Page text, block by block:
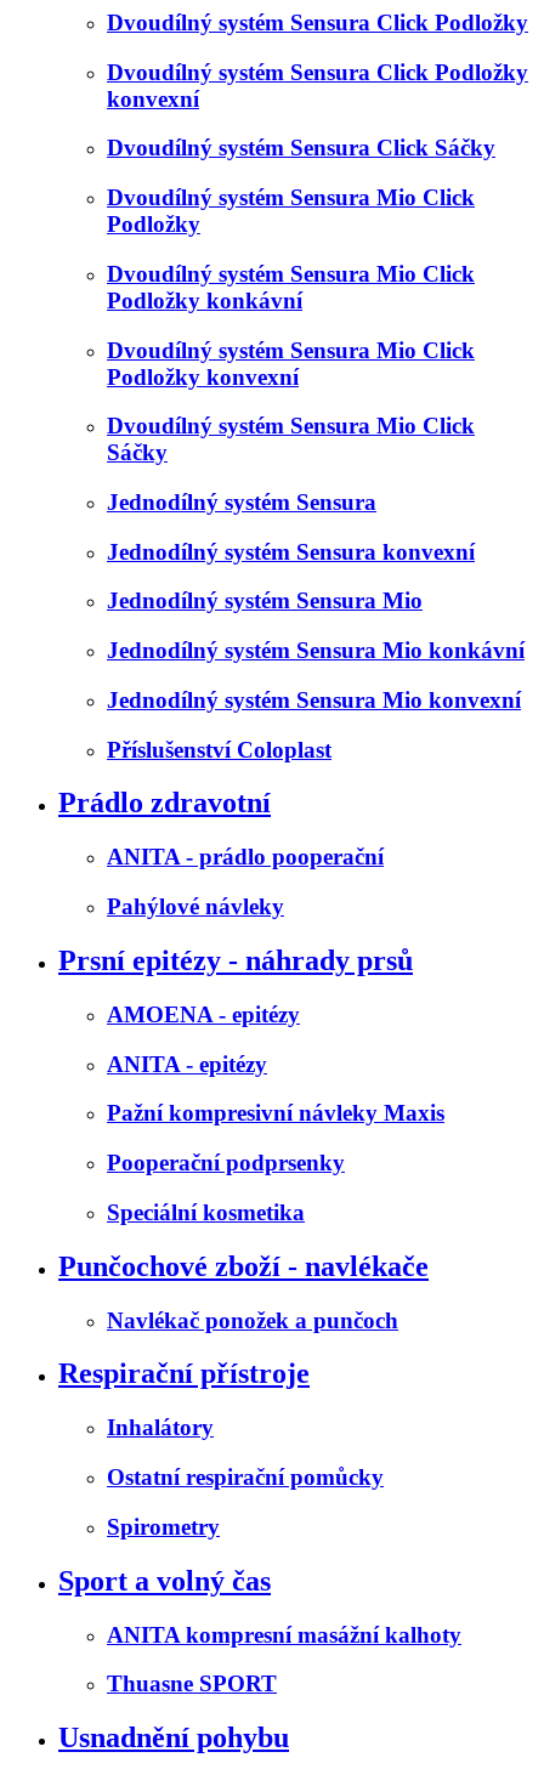
Dvoudílný systém Sensura Click Podložky
Dvoudílný systém Sensura Click Podložky
konvexní
Dvoudílný systém Sensura Click Sáčky
Dvoudílný systém Sensura Mio Click
Podložky
Dvoudílný systém Sensura Mio Click
Podložky konkávní
Dvoudílný systém Sensura Mio Click
Podložky konvexní
Dvoudílný systém Sensura Mio Click
Sáčky
Jednodílný systém Sensura
Jednodílný systém Sensura konvexní
Jednodílný systém Sensura Mio
Jednodílný systém Sensura Mio konkávní
Jednodílný systém Sensura Mio konvexní
Příslušenství Coloplast
Prádlo zdravotní
ANITA - prádlo pooperační
Pahýlové návleky
Prsní epitézy - náhrady prsů
AMOENA - epitézy
ANITA - epitézy
Pažní kompresivní návleky Maxis
Pooperační podprsenky
Speciální kosmetika
Punčochové zboží - navlékače
Navlékač ponožek a punčoch
Respirační přístroje
Inhalátory
Ostatní respirační pomůcky
Spirometry
Sport a volný čas
ANITA kompresní masážní kalhoty
Thuasne SPORT
Usnadnění pohybu